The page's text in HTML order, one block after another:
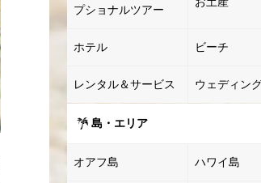
プショナルツアー
ホテル ビーチ
レンタル＆サービス ウェディン
島・エリア
オアフ島 ハワイ島